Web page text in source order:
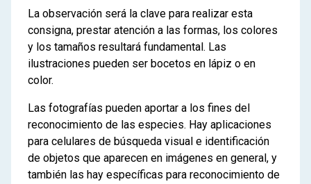
La observación será la clave para realizar esta
consigna, prestar atención a las formas, los colores
y los tamaños resultará fundamental. Las
ilustraciones pueden ser bocetos en lápiz o en
color.
Las fotografías pueden aportar a los fines del
reconocimiento de las especies. Hay aplicaciones
para celulares de búsqueda visual e identificación
de objetos que aparecen en imágenes en general, y
también las hay específicas para reconocimiento de